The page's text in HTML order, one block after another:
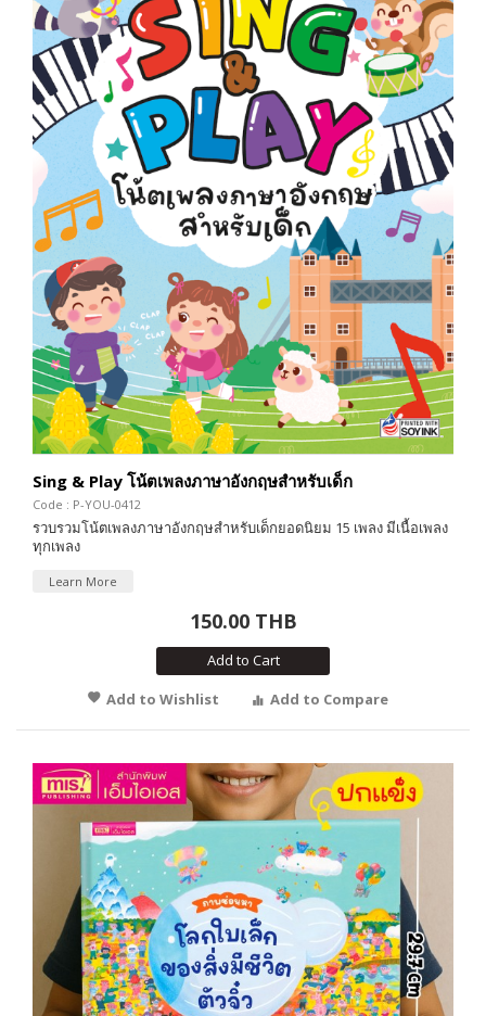
Sing & Play โน้ตเพลงภาษาอังกฤษสำหรับเด็ก
Code : P-YOU-0412
รวบรวมโน้ตเพลงภาษาอังกฤษสำหรับเด็กยอดนิยม 15 เพลง มีเนื้อเพลง
ทุกเพลง
Learn More
150.00 THB
Add to Cart
Add to Wishlist
Add to Compare